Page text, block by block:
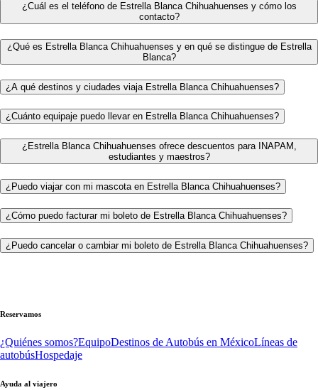
¿Cuál es el teléfono de Estrella Blanca Chihuahuenses y cómo los
contacto?
¿Qué es Estrella Blanca Chihuahuenses y en qué se distingue de Estrella
Blanca?
¿A qué destinos y ciudades viaja Estrella Blanca Chihuahuenses?
¿Cuánto equipaje puedo llevar en Estrella Blanca Chihuahuenses?
¿Estrella Blanca Chihuahuenses ofrece descuentos para INAPAM,
estudiantes y maestros?
¿Puedo viajar con mi mascota en Estrella Blanca Chihuahuenses?
¿Cómo puedo facturar mi boleto de Estrella Blanca Chihuahuenses?
¿Puedo cancelar o cambiar mi boleto de Estrella Blanca Chihuahuenses?
Reservamos
¿Quiénes somos?EquipoDestinos de Autobús en MéxicoLíneas de
autobúsHospedaje
Ayuda al viajero